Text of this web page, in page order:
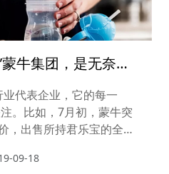
牛集团，是无奈还
代表企业，它的每一
。比如，7月初，蒙牛突
，出售所持君乐宝的全部
称，拟斥资约78.6亿港元
09-18